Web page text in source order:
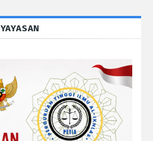
YAYASAN